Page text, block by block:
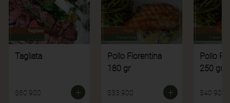
Tagliata
$60.900
Pollo Fiorentina
180 gr
$33.900
Pollo
250 gr
$40.900